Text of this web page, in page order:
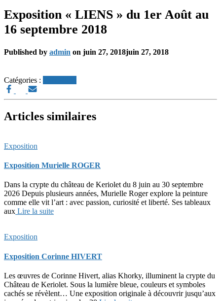
Exposition « LIENS » du 1er Août au
16 septembre 2018
Published by admin on juin 27, 2018juin 27, 2018
Catégories :
Articles similaires
Exposition
Exposition Murielle ROGER
Dans la crypte du château de Keriolet du 8 juin au 30 septembre
2026 Depuis plusieurs années, Murielle Roger explore la peinture
comme elle vit l’art : avec passion, curiosité et liberté. Ses tableaux
aux Lire la suite
Exposition
Exposition Corinne HIVERT
Les œuvres de Corinne Hivert, alias Khorky, illuminent la crypte du
Château de Keriolet. Sous la lumière bleue, couleurs et symboles
cachés se révèlent… Une exposition originale à découvrir jusqu’aux